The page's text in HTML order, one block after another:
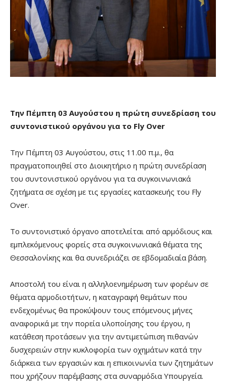
Την Πέμπτη 03 Αυγούστου η πρώτη συνεδρίαση του
συντονιστικού οργάνου για το Fly Over
Την Πέμπτη 03 Αυγούστου, στις 11.00 π.μ., θα
πραγματοποιηθεί στο Διοικητήριο η πρώτη συνεδρίαση
του συντονιστικού οργάνου για τα συγκοινωνιακά
ζητήματα σε σχέση με τις εργασίες κατασκευής του Fly
Over.
Το συντονιστικό όργανο αποτελείται από αρμόδιους και
εμπλεκόμενους φορείς στα συγκοινωνιακά θέματα της
Θεσσαλονίκης και θα συνεδριάζει σε εβδομαδιαία βάση.
Αποστολή του είναι η αλληλοενημέρωση των φορέων σε
θέματα αρμοδιοτήτων, η καταγραφή θεμάτων που
ενδεχομένως θα προκύψουν τους επόμενους μήνες
αναφορικά με την πορεία υλοποίησης του έργου, η
κατάθεση προτάσεων για την αντιμετώπιση πιθανών
δυσχερειών στην κυκλοφορία των οχημάτων κατά την
διάρκεια των εργασιών και η επικοινωνία των ζητημάτων
που χρήζουν παρέμβασης στα συναρμόδια Υπουργεία.